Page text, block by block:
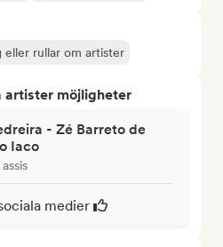
eller rullar om artister
artister möjligheter
- Zé Barreto de
Iaco
medier